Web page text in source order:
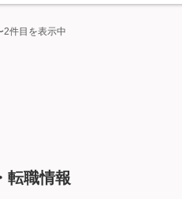
2件目を表示中
転職情報